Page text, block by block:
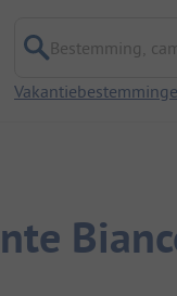
Bestemming,